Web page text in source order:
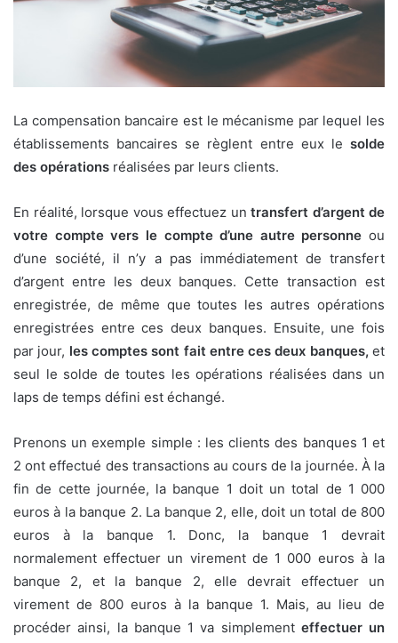
La compensation bancaire est le mécanisme par lequel les
établissements bancaires se règlent entre eux le solde
des opérations réalisées par leurs clients.
En réalité, lorsque vous effectuez un transfert d’argent de
votre compte vers le compte d’une autre personne ou
d’une société, il n’y a pas immédiatement de transfert
d’argent entre les deux banques. Cette transaction est
enregistrée, de même que toutes les autres opérations
enregistrées entre ces deux banques. Ensuite, une fois
par jour, les comptes sont fait entre ces deux banques, et
seul le solde de toutes les opérations réalisées dans un
laps de temps défini est échangé.
Prenons un exemple simple : les clients des banques 1 et
2 ont effectué des transactions au cours de la journée. À la
fin de cette journée, la banque 1 doit un total de 1 000
euros à la banque 2. La banque 2, elle, doit un total de 800
euros à la banque 1. Donc, la banque 1 devrait
normalement effectuer un virement de 1 000 euros à la
banque 2, et la banque 2, elle devrait effectuer un
virement de 800 euros à la banque 1. Mais, au lieu de
procéder ainsi, la banque 1 va simplement effectuer un